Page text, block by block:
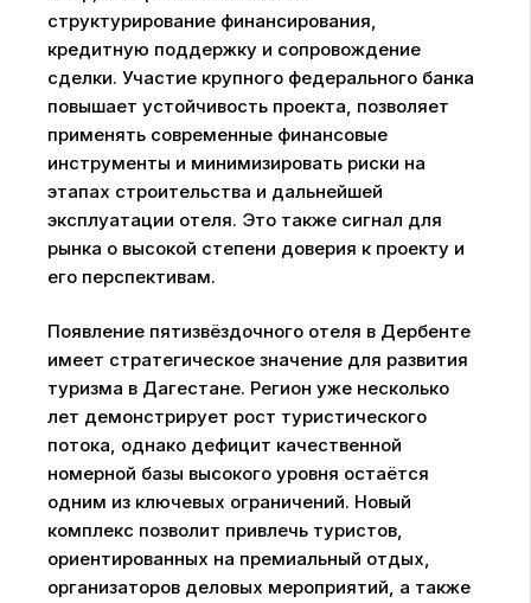
структурирование финансирования,
кредитную поддержку и сопровождение
сделки. Участие крупного федерального банка
повышает устойчивость проекта, позволяет
применять современные финансовые
инструменты и минимизировать риски на
этапах строительства и дальнейшей
эксплуатации отеля. Это также сигнал для
рынка о высокой степени доверия к проекту и
его перспективам.
Появление пятизвёздочного отеля в Дербенте
имеет стратегическое значение для развития
туризма в Дагестане. Регион уже несколько
лет демонстрирует рост туристического
потока, однако дефицит качественной
номерной базы высокого уровня остаётся
одним из ключевых ограничений. Новый
комплекс позволит привлечь туристов,
ориентированных на премиальный отдых,
организаторов деловых мероприятий, а также